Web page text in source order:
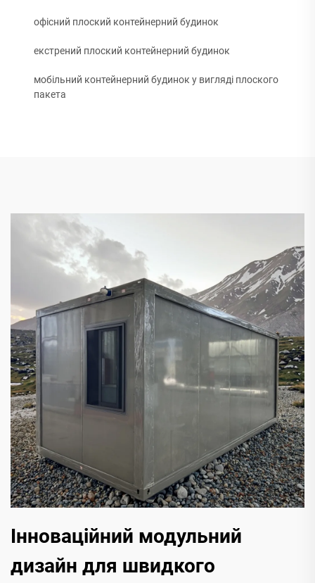
офісний плоский контейнерний будинок
екстрений плоский контейнерний будинок
мобільний контейнерний будинок у вигляді плоского
пакета
Інноваційний модульний
дизайн для швидкого